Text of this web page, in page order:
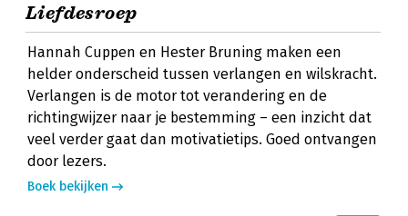
Liefdesroep
Hannah Cuppen en Hester Bruning maken een
helder onderscheid tussen verlangen en wilskracht.
Verlangen is de motor tot verandering en de
richtingwijzer naar je bestemming – een inzicht dat
veel verder gaat dan motivatietips. Goed ontvangen
door lezers.
Boek bekijken